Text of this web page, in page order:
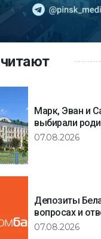
Марк, Эван и
выбирали
07.08.2026
Депозиты
вопросах и
07.08.2026